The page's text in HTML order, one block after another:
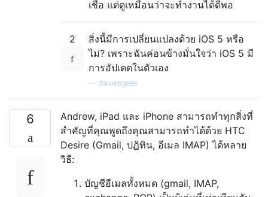
เชื่อ แต่ดูเหมือนว่าจะทำงานได้ดีพอ
2
สิ่งนี้มีการเปลี่ยนแปลงด้วย iOS 5 หรือ
ไม่? เพราะฉันค่อนข้างมั่นใจว่า iOS 5 มี
การอัปเดตในตัวเอง
daviesgeek
6
Andrew, iPad และ iPhone สามารถทำทุกสิ่งที่
สำคัญที่คุณพูดถึงคุณสามารถทำได้ด้วย HTC
Desire (Gmail, ปฏิทิน, อีเมล IMAP) ได้หลาย
วิธี:
บัญชีอีเมลทั้งหมด (gmail, IMAP,